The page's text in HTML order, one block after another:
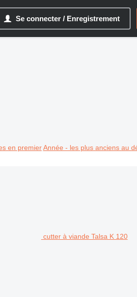
Se connecter / Enregistrement
en premier Année - les plus anciens au
cutter à viande Talsa K 120